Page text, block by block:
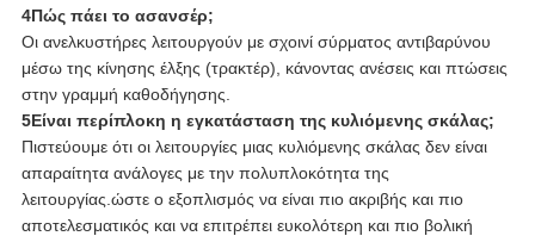
4Πώς πάει το ασανσέρ;
Οι ανελκυστήρες λειτουργούν με σχοινί σύρματος αντιβαρύνου
μέσω της κίνησης έλξης (τρακτέρ), κάνοντας ανέσεις και πτώσεις
στην γραμμή καθοδήγησης.
5Είναι περίπλοκη η εγκατάσταση της κυλιόμενης σκάλας;
Πιστεύουμε ότι οι λειτουργίες μιας κυλιόμενης σκάλας δεν είναι
απαραίτητα ανάλογες με την πολυπλοκότητα της
λειτουργίας.ώστε ο εξοπλισμός να είναι πιο ακριβής και πιο
αποτελεσματικός και να επιτρέπει ευκολότερη και πιο βολική